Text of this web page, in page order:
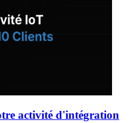
activité d'intégration